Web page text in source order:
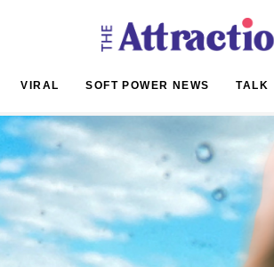
VIRAL SOFT POWER NEWS TALK